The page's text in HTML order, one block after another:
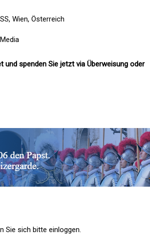
Wien, Österreich
und spenden Sie jetzt via Überweisung oder
Sie sich bitte einloggen.